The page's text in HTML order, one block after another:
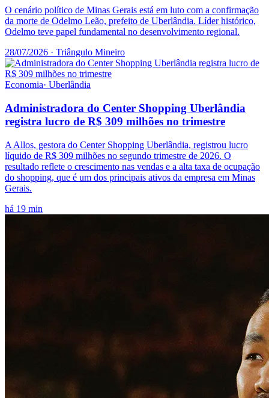
O cenário político de Minas Gerais está em luto com a confirmação
da morte de Odelmo Leão, prefeito de Uberlândia. Líder histórico,
Odelmo teve papel fundamental no desenvolvimento regional.
28/07/2026 · Triângulo Mineiro
Economia· Uberlândia
Administradora do Center Shopping Uberlândia
registra lucro de R$ 309 milhões no trimestre
A Allos, gestora do Center Shopping Uberlândia, registrou lucro
líquido de R$ 309 milhões no segundo trimestre de 2026. O
resultado reflete o crescimento nas vendas e a alta taxa de ocupação
do shopping, que é um dos principais ativos da empresa em Minas
Gerais.
há 19 min